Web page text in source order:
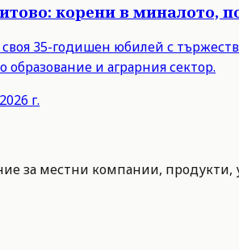
корени в миналото,
своя 35-годишен юбилей с
образование и аграрния сектор.
г.
за местни компании, продукти,